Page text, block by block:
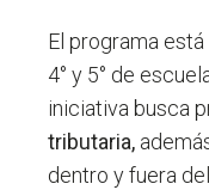
El programa
4° y 5° de
iniciativa busca
tributaria,
dentro y fuera del